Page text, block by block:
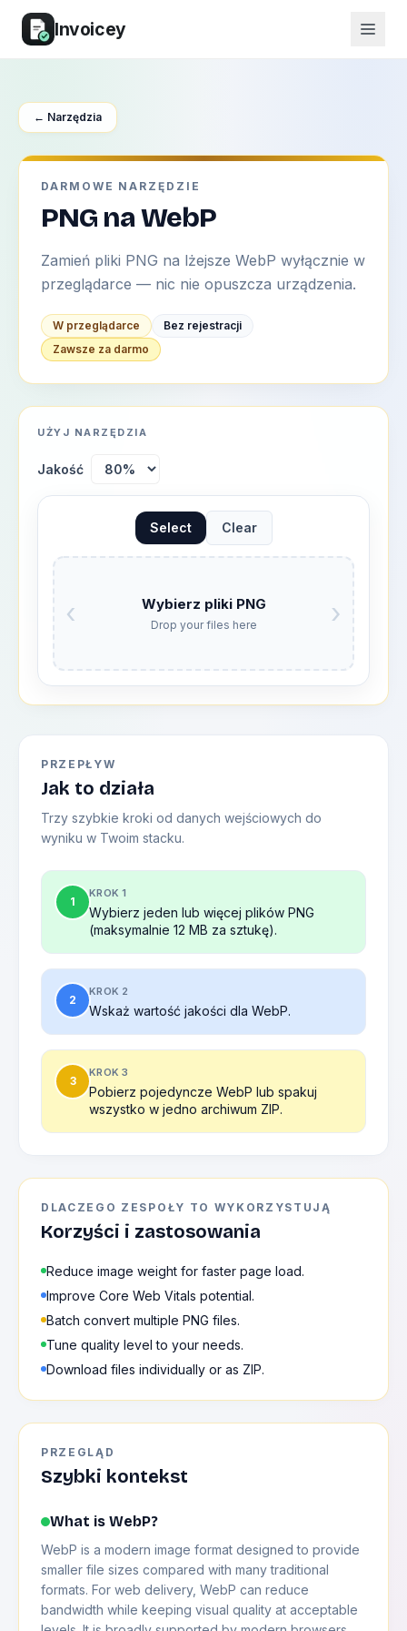
Invoicey
← Narzędzia
DARMOWE NARZĘDZIE
PNG na WebP
Zamień pliki PNG na lżejsze WebP wyłącznie w
przeglądarce — nic nie opuszcza urządzenia.
W przeglądarce
Bez rejestracji
Zawsze za darmo
UŻYJ NARZĘDZIA
Jakość
Select Clear
‹ ›
Wybierz pliki PNG
Drop your files here
PRZEPŁYW
Jak to działa
Trzy szybkie kroki od danych wejściowych do
wyniku w Twoim stacku.
1
KROK 1
Wybierz jeden lub więcej plików PNG
(maksymalnie 12 MB za sztukę).
2
KROK 2
Wskaż wartość jakości dla WebP.
3
KROK 3
Pobierz pojedyncze WebP lub spakuj
wszystko w jedno archiwum ZIP.
DLACZEGO ZESPOŁY TO WYKORZYSTUJĄ
Korzyści i zastosowania
Reduce image weight for faster page load.
Improve Core Web Vitals potential.
Batch convert multiple PNG files.
Tune quality level to your needs.
Download files individually or as ZIP.
PRZEGLĄD
Szybki kontekst
What is WebP?
WebP is a modern image format designed to provide
smaller file sizes compared with many traditional
formats. For web delivery, WebP can reduce
bandwidth while keeping visual quality at acceptable